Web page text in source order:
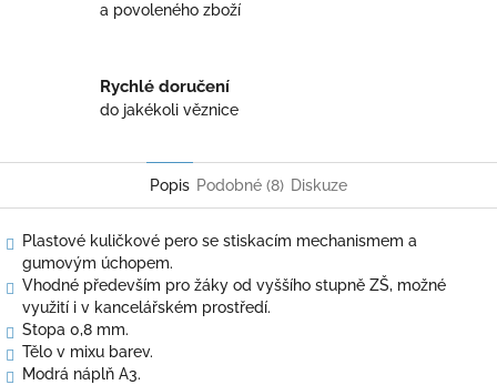
a povoleného zboží
Rychlé doručení
do jakékoli věznice
Popis Podobné (8) Diskuze
Plastové kuličkové pero se stiskacím mechanismem a
gumovým úchopem.
Vhodné především pro žáky od vyššího stupně ZŠ, možné
využití i v kancelářském prostředí.
Stopa 0,8 mm.
Tělo v mixu barev.
Modrá náplň A3.